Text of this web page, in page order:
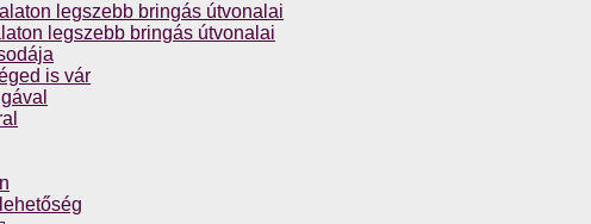
legszebb bringás útvonalai
legszebb bringás útvonalai
is vár